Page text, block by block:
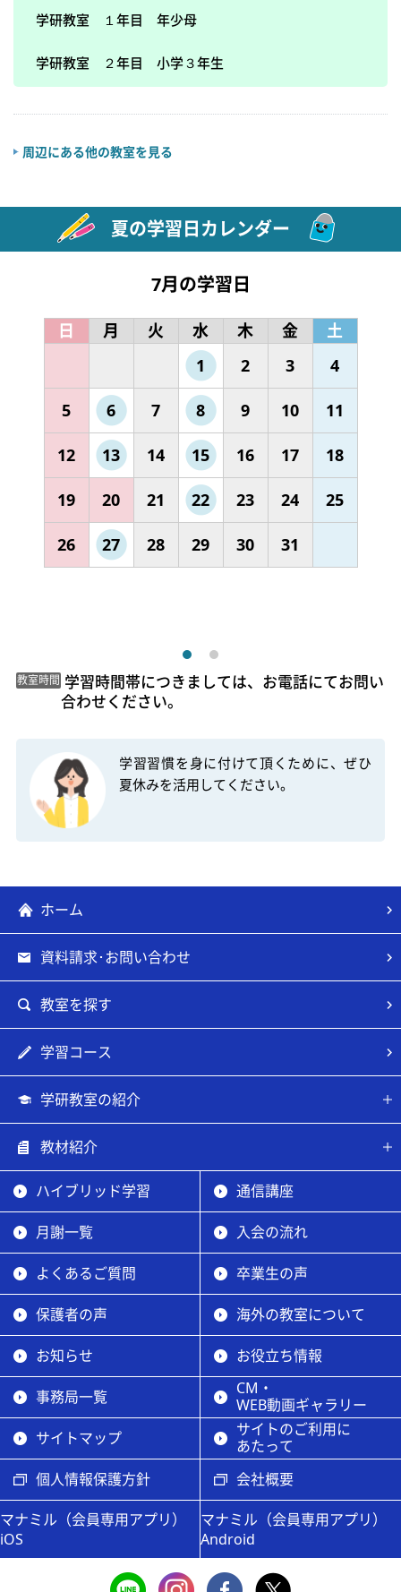
学研教室　１年目　年少母
学研教室　２年目　小学３年生
周辺にある他の教室を見る
夏の学習日カレンダー
7月の学習日
日 月 火 水 木 金
土
1
2 3 4
5 6 7 8 9 10 11
12 13 14 15 16 17 18
19 20 21 22 23 24 25
26 27 28 29 30 31
教室時間 学習時間帯につきましては、お電話にてお問い
合わせください。
学習習慣を身に付けて頂くために、ぜひ
夏休みを活用してください。
ホーム
資料請求･お問い合わせ
教室を探す
学習コース
学研教室の紹介
教材紹介
ハイブリッド学習 通信講座
月謝一覧 入会の流れ
よくあるご質問 卒業生の声
保護者の声 海外の教室について
お知らせ お役立ち情報
事務局一覧
CM・
WEB動画ギャラリー
サイトマップ
サイトのご利用に
あたって
個人情報保護方針
会社概要
マナミル（会員専用アプリ）
iOS
マナミル（会員専用アプリ）
Android